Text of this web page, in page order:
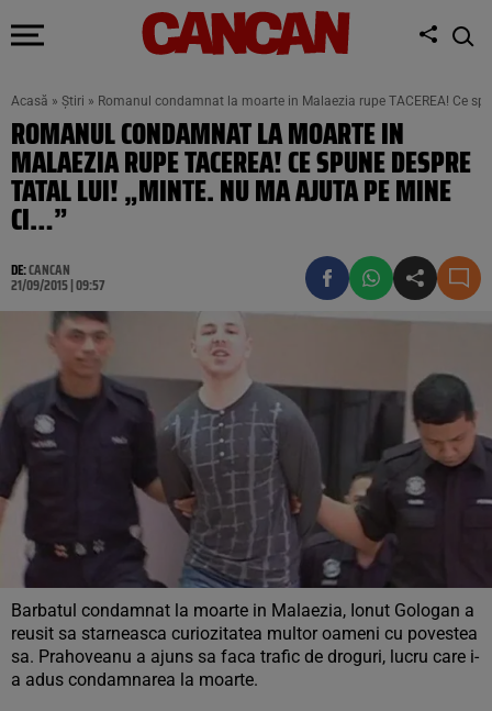
Acasă » Știri » Romanul condamnat la moarte in Malaezia rupe TACEREA! Ce
ROMANUL CONDAMNAT LA MOARTE IN
MALAEZIA RUPE TACEREA! CE SPUNE DESPRE
TATAL LUI! „MINTE. NU MA AJUTA PE MINE
CI…”
DE:CANCAN
21/09/2015 | 09:57
Barbatul condamnat la moarte in Malaezia, Ionut Gologan a
reusit sa starneasca curiozitatea multor oameni cu povestea
sa. Prahoveanu a ajuns sa faca trafic de droguri, lucru care i-
a adus condamnarea la moarte.